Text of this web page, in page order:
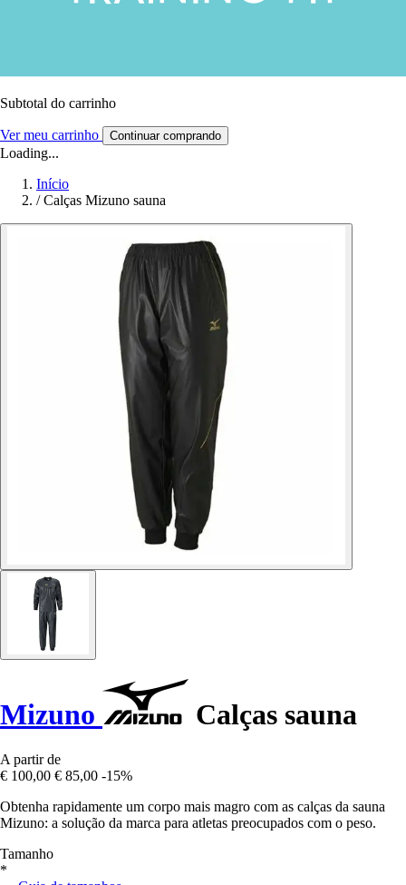
Subtotal do carrinho
Ver meu carrinho Continuar comprando
Loading...
Início
/ Calças Mizuno sauna
Mizuno Calças sauna
A partir de
€ 100,00 € 85,00 -15%
Obtenha rapidamente um corpo mais magro com as calças da sauna
Mizuno: a solução da marca para atletas preocupados com o peso.
Tamanho
*